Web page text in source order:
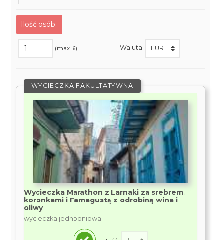
Ilość osób:
(max. 6) Waluta:
WYCIECZKA FAKULTATYWNA
Wycieczka Marathon z Larnaki za srebrem,
koronkami i Famagustą z odrobiną wina i
oliwy
wycieczka jednodniowa